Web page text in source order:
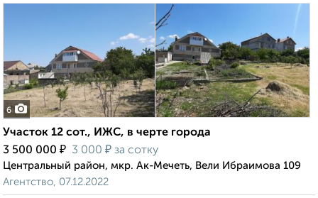
6
Участок 12 сот., ИЖС, в черте города
3 500 000 ₽ 3 000 ₽ за сотку
Центральный район, мкр. Ак-Мечеть, Вели Ибраимова 109
Агентство, 07.12.2022